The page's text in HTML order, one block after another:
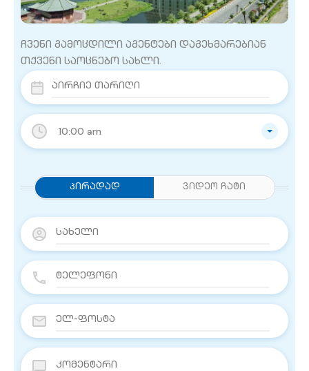
10:00 am
Პირადად ვიდეო ჩატი
ჩვენი გამოცდილი აგენტები დაგეხმარებიან
თქვენი საოცნებო სახლი.